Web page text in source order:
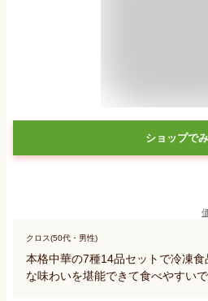
ショップで
クロス(50代・男性)
本格中華の7種14品セットで冷凍
な味わいを堪能できて食べやすいで